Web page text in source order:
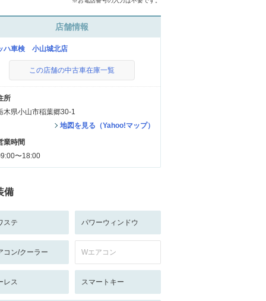
店舗情報
ハ車検 小山城北店
この店舗の中古車在庫一覧
所
木県小山市稲葉郷30-1
地図を見る（Yahoo!マップ）
業時間
〜18:00
備
ステ パワーウィンドウ
コン/クーラー Wエアコン
レス スマートキー